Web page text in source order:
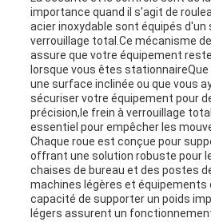
importance quand il s'agit de
acier inoxydable sont équipés
verrouillage total.Ce mécanisme
assure que votre équipement
lorsque vous êtes
une surface inclinée ou que vous
sécuriser votre équipement pour
précision,le frein à verrouillage
essentiel pour empêcher les
Chaque roue est conçue pour
offrant une solution robuste pour
chaises de bureau et des postes
machines légères et équipements
capacité de supporter un poids
légers assurent un